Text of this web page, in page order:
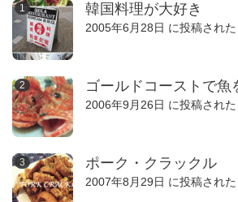
韓国料理が大好き
2005年6月28日 に投稿された
ゴールドコーストで魚
2006年9月26日 に投稿された
ポーク・クラックル
2007年8月29日 に投稿された